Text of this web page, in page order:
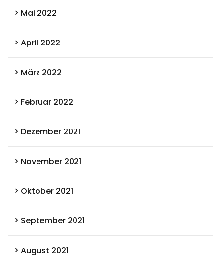
Mai 2022
April 2022
März 2022
Februar 2022
Dezember 2021
November 2021
Oktober 2021
September 2021
August 2021